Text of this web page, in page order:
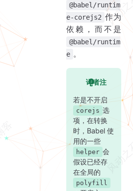
@babel/runtim
e-corejs2 作为
依赖，而不是
@babel/runtim
e 。
译者注
若是不开启
corejs 选
项，在转换
时，Babel 使
用的一些
helper 会
假设已经存
在全局的
polyfill